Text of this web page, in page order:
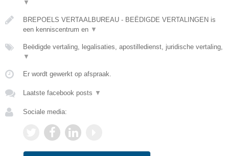
▼
BREPOELS VERTAALBUREAU - BEËDIGDE VERTALINGEN is
een kenniscentrum en ▼
Beëdigde vertaling, legalisaties, apostilledienst, juridische vertaling,
▼
Er wordt gewerkt op afspraak.
Laatste facebook posts ▼
Sociale media: